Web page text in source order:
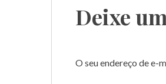
Deixe
O seu endereço de e-